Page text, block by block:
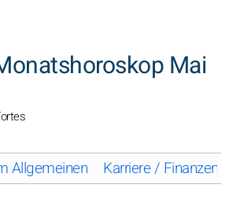
Mai
Allgemeinen Karriere / Finanzen